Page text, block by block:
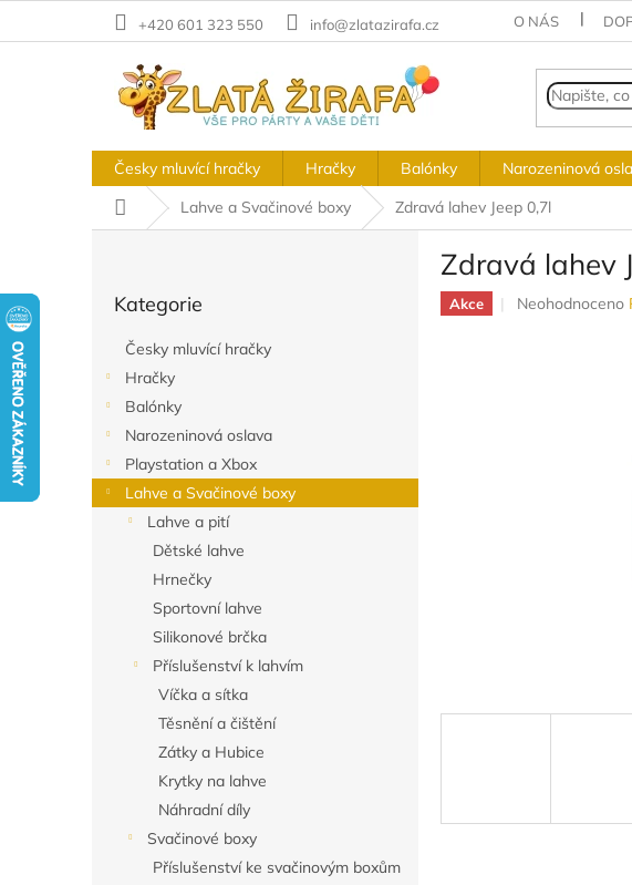
+420 601 323 550 info@zlatazirafa.cz O NÁS
Česky mluvící hračky Hračky Balónky Narozeninová
Domů
Lahve a Svačinové boxy Zdravá lahev Jeep 0,7l
a
n
kategorie
Kategorie
Česky mluvící hračky
Hračky
Balónky
Narozeninová oslava
Playstation a Xbox
Lahve a Svačinové boxy
Lahve a pití
Dětské lahve
Hrnečky
Sportovní lahve
Silikonové brčka
Příslušenství k lahvím
Víčka a sítka
Těsnění a čištění
Zátky a Hubice
Krytky na lahve
Náhradní díly
Svačinové boxy
Příslušenství ke svačinovým boxům
Zdravá lahev
Akce
Průměrné
Neohodnoceno